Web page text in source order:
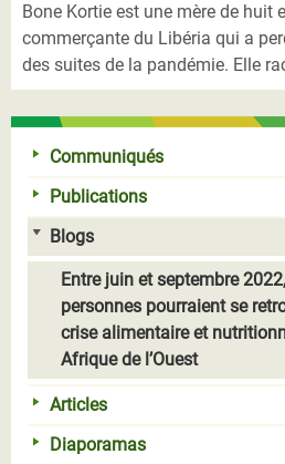
Bone Kortie est une mère de huit
commerçante du Libéria qui a
des suites de la pandémie. Elle
Communiqués
Publications
Blogs
Entre juin et septembre
personnes pourraient se
crise alimentaire et
Afrique de l’Ouest
Articles
Diaporamas